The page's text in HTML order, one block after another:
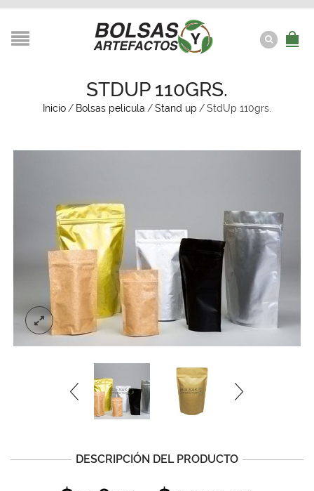
STDUP 110GRS.
Inicio / Bolsas pelicula /Stand up /StdUp 110grs.
DESCRIPCIÓN DEL PRODUCTO